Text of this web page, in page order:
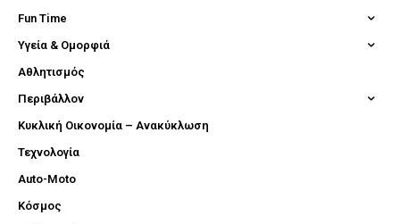
Fun Time
Υγεία & Ομορφιά
Αθλητισμός
Περιβάλλον
Κυκλική Οικονομία – Ανακύκλωση
Τεχνολογία
Auto-Moto
Κόσμος